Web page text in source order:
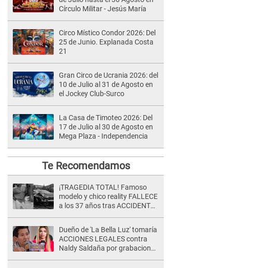
Círculo Militar - Jesús María
Circo Místico Condor 2026: Del
25 de Junio. Explanada Costa
21
Gran Circo de Ucrania 2026: del
10 de Julio al 31 de Agosto en
el Jockey Club-Surco
La Casa de Timoteo 2026: Del
17 de Julio al 30 de Agosto en
Mega Plaza - Independencia
Te Recomendamos
¡TRAGEDIA TOTAL! Famoso
modelo y chico reality FALLECE
a los 37 años tras ACCIDENTE
Dueño de 'La Bella Luz' tomaría
ACCIONES LEGALES contra
Naldy Saldaña por grabaciones